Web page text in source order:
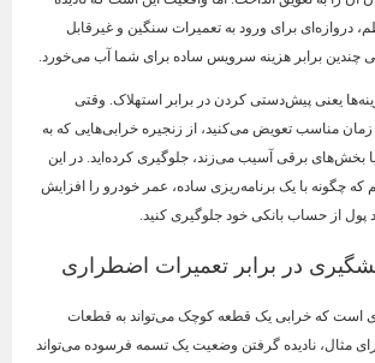
دروازه‌ای برای ورود به تعمیرات سنگین و غیرقابل
چندین برابر هزینه سرویس ساده برای شما آب می‌خورد.
یعنی پیش‌دستی کردن در برابر استهلاک. وقتی
مناسب تعویض می‌کنید، از زنجیره خرابی‌هایی که به
بخش‌های برقی آسیب می‌زند، جلوگیری کرده‌اید. در این
چگونه با یک برنامه‌ریزی ساده، عمر خودرو را افزایش
پول از حساب بانکی خود جلوگیری کنید.
در برابر تعمیرات اضطراری
است که خرابی یک قطعه کوچک می‌تواند به قطعات
مثال، نادیده گرفتن وضعیت یک تسمه فرسوده می‌تواند